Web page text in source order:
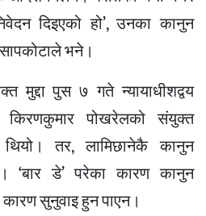
दिइएको हो’, उनका कानुन
भने।
मुद्दा पुस ७ गते न्यायाधीशद्वय
किरणकुमार पोखरेलको संयुक्त
तर, लामिछानेकै कानुन
‘बार डे’ परेका कारण कानुन
सुनुवाइ हुन पाएन।